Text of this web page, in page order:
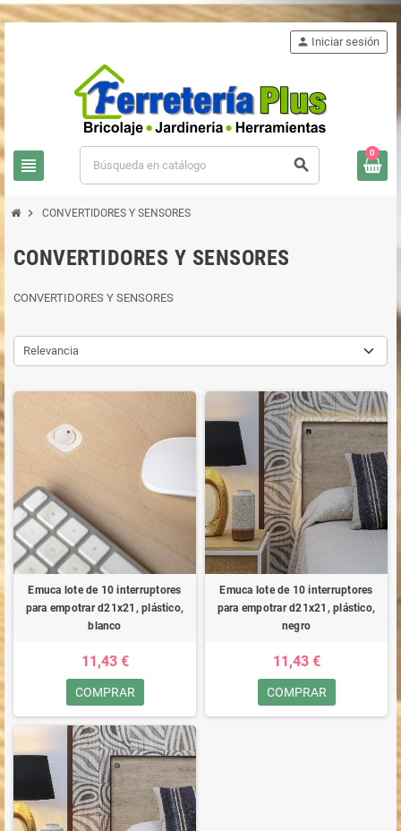
view_headline search
person Iniciar sesión
0
chevron_right CONVERTIDORES Y SENSORES
CONVERTIDORES Y SENSORES
CONVERTIDORES Y SENSORES
Relevancia
Emuca lote de 10 interruptores
para empotrar d21x21, plástico,
blanco
11,43 €
COMPRAR
Emuca lote de 10 interruptores
para empotrar d21x21, plástico,
negro
11,43 €
COMPRAR